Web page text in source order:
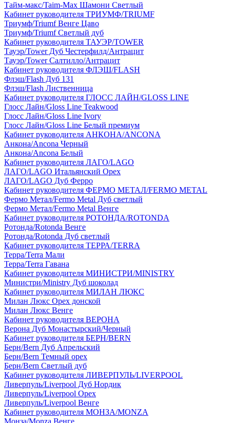
Тайм-макс/Taim-Max Шамони Светлый
Кабинет руководителя ТРИУМФ/TRIUMF
Триумф/Triumf Венге Цаво
Триумф/Triumf Светлый дуб
Кабинет руководителя ТАУЭР/TOWER
Тауэр/Tower Дуб Честерфилд/Антрацит
Тауэр/Tower Салтилло/Антрацит
Кабинет руководителя ФЛЭШ/FLASH
Флэш/Flash Дуб 131
Флэш/Flash Лиственница
Кабинет руководителя ГЛОСС ЛАЙН/GLOSS LINE
Глосс Лайн/Gloss Line Teakwood
Глосс Лайн/Gloss Line Ivory
Глосс Лайн/Gloss Line Белый премиум
Кабинет руководителя АНКОНА/ANCONA
Анкона/Ancona Черный
Анкона/Ancona Белый
Кабинет руководителя ЛАГО/LAGO
ЛАГО/LAGO Итальянский Орех
ЛАГО/LAGO Дуб Ферро
Кабинет руководителя ФЕРМО МЕТАЛ/FERMO METAL
Фермо Метал/Fermo Metal Дуб светлый
Фермо Метал/Fermo Metal Венге
Кабинет руководителя РОТОНДА/ROTONDA
Ротонда/Rotonda Венге
Ротонда/Rotonda Дуб светлый
Кабинет руководителя ТЕРРА/TERRA
Терра/Terra Мали
Терра/Terra Гавана
Кабинет руководителя МИНИСТРИ/MINISTRY
Министри/Ministry Дуб шоколад
Кабинет руководителя МИЛАН ЛЮКС
Милан Люкс Орех донской
Милан Люкс Венге
Кабинет руководителя ВЕРОНА
Верона Дуб Монастырский/Черный
Кабинет руководителя БЕРН/BERN
Берн/Bern Дуб Апрельский
Берн/Bern Темный орех
Берн/Bern Светлый дуб
Кабинет руководителя ЛИВЕРПУЛЬ/LIVERPOOL
Ливерпуль/Liverpool Дуб Нордик
Ливерпуль/Liverpool Орех
Ливерпуль/Liverpool Венге
Кабинет руководителя МОНЗА/MONZA
Монза/Monza Венге